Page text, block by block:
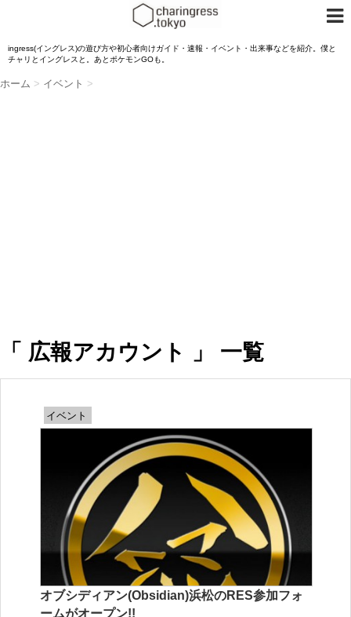
ingress(イングレス)の遊び方や初心者向けガイド・速報・イベント・出来事などを紹介。僕と
チャリとイングレスと。あとポケモンGOも。
ホーム > イベント >
「 広報アカウント 」 一覧
イベント
オブシディアン(Obsidian)浜松のRES参加フォ
ームがオープン!!